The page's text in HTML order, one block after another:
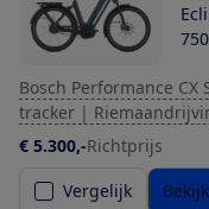
Bosch Performance CX
tracker |
€ 5.300,-Richtprijs
Vergelijk